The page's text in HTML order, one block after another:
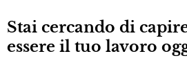
Stai cercando di
essere il tuo lavoro